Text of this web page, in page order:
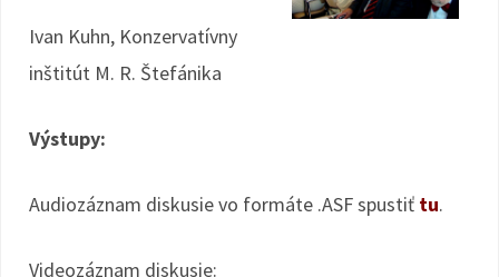
Ivan Kuhn, Konzervatívny
inštitút M. R. Štefánika
Výstupy:
Audiozáznam diskusie vo formáte .ASF spustiť tu.
Videozáznam diskusie: